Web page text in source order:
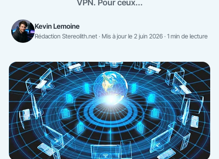
VPN. Pour ceux...
Kevin Lemoine
Rédaction Stereolith.net · Mis à jour le 2 juin 2026 · 1 min de lecture